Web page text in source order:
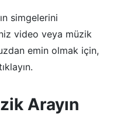
simgelerini
video veya müzik
emin olmak için,
Arayın